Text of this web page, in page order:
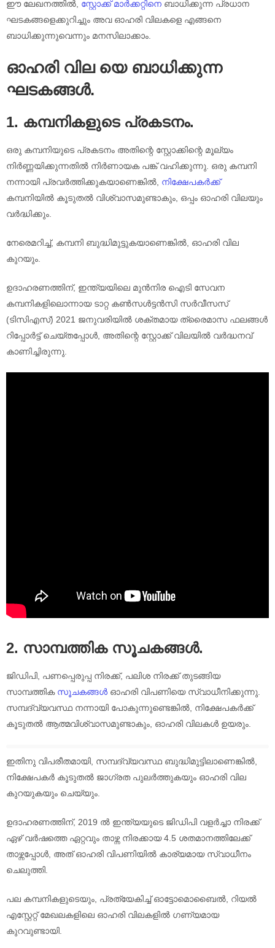
ഈ ലേഖനത്തിൽ, സ്റ്റോക്ക് മാർക്കറ്റിനെ ബാധിക്കുന്ന പ്രധാന
ഘടകങ്ങളെക്കുറിച്ചും അവ ഓഹരി വിലകളെ എങ്ങനെ
ബാധിക്കുന്നുവെന്നും മനസിലാക്കാം.
ഓഹരി വില യെ ബാധിക്കുന്ന
ഘടകങ്ങൾ.
1. കമ്പനികളുടെ പ്രകടനം.
ഒരു കമ്പനിയുടെ പ്രകടനം അതിന്റെ സ്റ്റോക്കിന്റെ മൂല്യം
നിർണ്ണയിക്കുന്നതിൽ നിർണായക പങ്ക് വഹിക്കുന്നു. ഒരു കമ്പനി
നന്നായി പ്രവർത്തിക്കുകയാണെങ്കിൽ, നിക്ഷേപകർക്ക്
കമ്പനിയിൽ കൂടുതൽ വിശ്വാസമുണ്ടാകും, ഒപ്പം ഓഹരി വിലയും
വർദ്ധിക്കും.
നേരെമറിച്ച്, കമ്പനി ബുദ്ധിമുട്ടുകയാണെങ്കിൽ, ഓഹരി വില
കുറയും.
ഉദാഹരണത്തിന്, ഇന്ത്യയിലെ മുൻനിര ഐടി സേവന
കമ്പനികളിലൊന്നായ ടാറ്റ കൺസൾട്ടൻസി സർവീസസ്
(ടിസിഎസ്) 2021 ജനുവരിയിൽ ശക്തമായ ത്രൈമാസ ഫലങ്ങൾ
റിപ്പോർട്ട് ചെയ്തപ്പോൾ, അതിന്റെ സ്റ്റോക്ക് വിലയിൽ വർദ്ധനവ്
കാണിച്ചിരുന്നു.
2. സാമ്പത്തിക സൂചകങ്ങൾ.
ജിഡിപി, പണപ്പെരുപ്പ നിരക്ക്, പലിശ നിരക്ക് തുടങ്ങിയ
സാമ്പത്തിക സൂചകങ്ങൾ ഓഹരി വിപണിയെ സ്വാധീനിക്കുന്നു.
സമ്പദ്‌വ്യവസ്ഥ നന്നായി പോകുന്നുണ്ടെങ്കിൽ, നിക്ഷേപകർക്ക്
കൂടുതൽ ആത്മവിശ്വാസമുണ്ടാകും, ഓഹരി വിലകൾ ഉയരും.
ഇതിനു വിപരീതമായി, സമ്പദ്‌വ്യവസ്ഥ ബുദ്ധിമുട്ടിലാണെങ്കിൽ,
നിക്ഷേപകർ കൂടുതൽ ജാഗ്രത പുലർത്തുകയും ഓഹരി വില
കുറയുകയും ചെയ്യും.
ഉദാഹരണത്തിന്, 2019 ൽ ഇന്ത്യയുടെ ജിഡിപി വളർച്ചാ നിരക്ക്
ഏഴ് വർഷത്തെ ഏറ്റവും താഴ്ന്ന നിരക്കായ 4.5 ശതമാനത്തിലേക്ക്
താഴ്ന്നപ്പോൾ, അത് ഓഹരി വിപണിയിൽ കാര്യമായ സ്വാധീനം
ചെലുത്തി.
പല കമ്പനികളുടെയും, പ്രത്യേകിച്ച് ഓട്ടോമൊബൈൽ, റിയൽ
എസ്റ്റേറ്റ് മേഖലകളിലെ ഓഹരി വിലകളിൽ ഗണ്യമായ
കുറവുണ്ടായി.